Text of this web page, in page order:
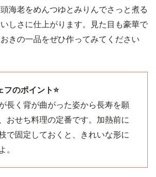
海老をめんつゆとみりんでさっと煮る
しさに仕上がります。見た目も豪華で
きの一品をぜひ作ってみてください
フのポイント⭐️
長く背が曲がった姿から長寿を願
おせち料理の定番です。加熱前に
で固定しておくと、きれいな形に
。